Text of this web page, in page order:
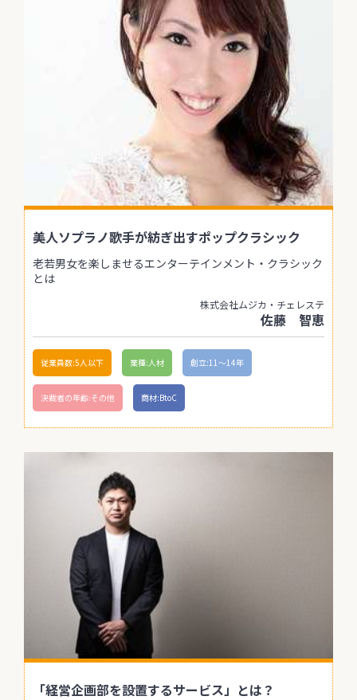
美人ソプラノ歌手が紡ぎ出すポップクラシック
老若男女を楽しませるエンターテインメント・クラシック
とは
株式会社ムジカ・チェレステ
佐藤 智恵
従業員数:5人以下 業種:人材 創立:11〜14年
決裁者の年齢:その他 商材:BtoC
「経営企画部を設置するサービス」とは？